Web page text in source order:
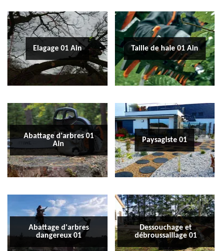
Elagage 01 Ain Taille de haie 01 Ain
Abattage d'arbres 01
Ain
Paysagiste 01
Abattage d'arbres
dangereux 01
Dessouchage et
débroussaillage 01